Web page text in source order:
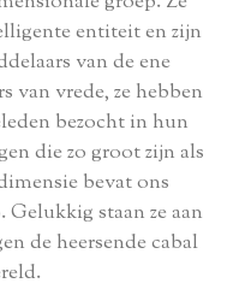
entiteit en zijn
van de ene
van vrede, ze hebben
bezocht in hun
die zo groot zijn als
bevat ons
Gelukkig staan ​​ze aan
de heersende cabal